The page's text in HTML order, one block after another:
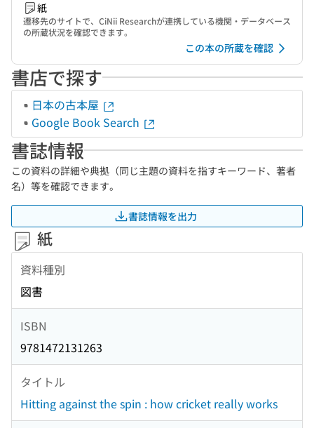
紙
遷移先のサイトで、CiNii Researchが連携している機関・データベース
の所蔵状況を確認できます。
この本の所蔵を確認
書店で探す
日本の古本屋
Google Book Search
書誌情報
この資料の詳細や典拠（同じ主題の資料を指すキーワード、著者
名）等を確認できます。
書誌情報を出力
紙
資料種別
図書
ISBN
9781472131263
タイトル
Hitting against the spin : how cricket really works